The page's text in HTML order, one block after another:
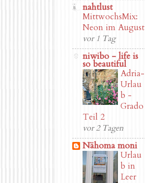
nahtlust
MittwochsMix:
Neon im August
vor 1 Tag
niwibo - life is
so beautiful
Adria-
Urlau
b -
Grado
Teil 2
vor 2 Tagen
Nähoma moni
Urlau
b in
Leer